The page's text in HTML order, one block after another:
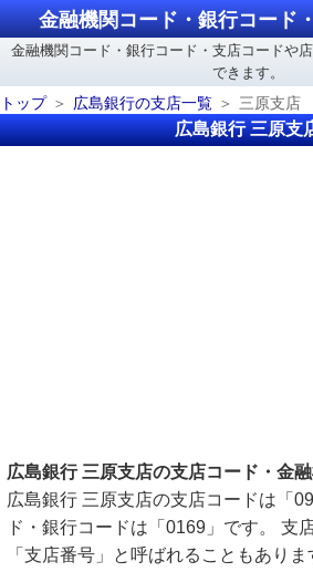
金融機関コード・銀行コード
金融機関コード・銀行コード・支店コードや
できます。
トップ
広島銀行の支店一覧 三原支店
広島銀行 三原支
広島銀行 三原支店の支店コード・金
広島銀行 三原支店の支店コードは「
ド・銀行コードは「0169」です。 支
「支店番号」と呼ばれることもあり